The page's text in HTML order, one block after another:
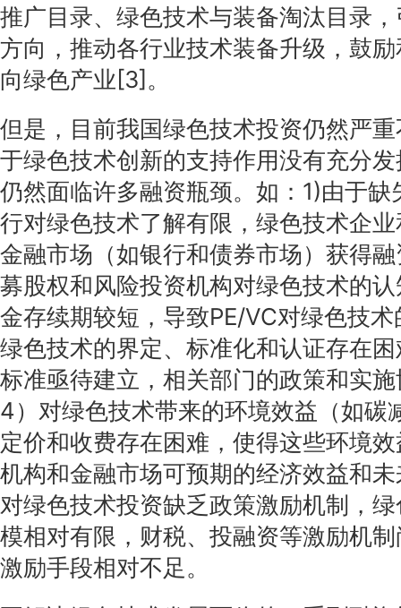
推广目录、绿色技术与装备淘汰目录
方向，推动各行业技术装备升级，鼓
向绿色产业[3]。
但是，目前我国绿色技术投资仍然严
于绿色技术创新的支持作用没有充分
仍然面临许多融资瓶颈。如：1)由于
行对绿色技术了解有限，绿色技术企
金融市场（如银行和债券市场）获得
募股权和风险投资机构对绿色技术的
金存续期较短，导致PE/VC对绿色技
绿色技术的界定、标准化和认证存在
标准亟待建立，相关部门的政策和实
4）对绿色技术带来的环境效益（如碳
定价和收费存在困难，使得这些环境
机构和金融市场可预期的经济效益和
对绿色技术投资缺乏政策激励机制，
模相对有限，财税、投融资等激励机
激励手段相对不足。